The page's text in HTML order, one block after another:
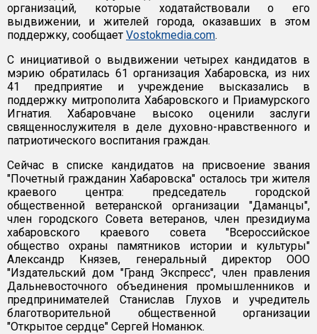
организаций, которые ходатайствовали о его
выдвижении, и жителей города, оказавших в этом
поддержку, сообщает Vostokmedia.com.
С инициативой о выдвижении четырех кандидатов в
мэрию обратилась 61 организация Хабаровска, из них
41 предприятие и учреждение высказались в
поддержку митрополита Хабаровского и Приамурского
Игнатия. Хабаровчане высоко оценили заслуги
священнослужителя в деле духовно-нравственного и
патриотического воспитания граждан.
Сейчас в списке кандидатов на присвоение звания
"Почетный гражданин Хабаровска" осталось три жителя
краевого центра: председатель городской
общественной ветеранской организации "Даманцы",
член городского Совета ветеранов, член президиума
хабаровского краевого совета "Всероссийское
общество охраны памятников истории и культуры"
Александр Князев, генеральный директор ООО
"Издательский дом "Гранд Экспресс", член правления
Дальневосточного объединения промышленников и
предпринимателей Станислав Глухов и учредитель
благотворительной общественной организации
"Открытое сердце" Сергей Номанюк.